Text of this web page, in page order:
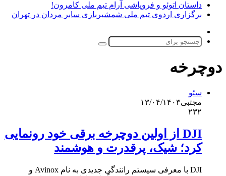
داستان اتوئو و فروپاشی آرام تیم ملی کامرون!
برگزاری اردوی تیم ملی شمشیربازی سابر مردان در تهران
پوسته
جستجو
دوچرخه
سئو
مجتبی۱۳/۰۴/۱۴۰۳
۲۳۲
DJI از اولین دوچرخه برقی خود رونمایی
کرد؛ شیک، پرقدرت و هوشمند
DJI با معرفی سیستم رانندگی جدیدی به نام Avinox و